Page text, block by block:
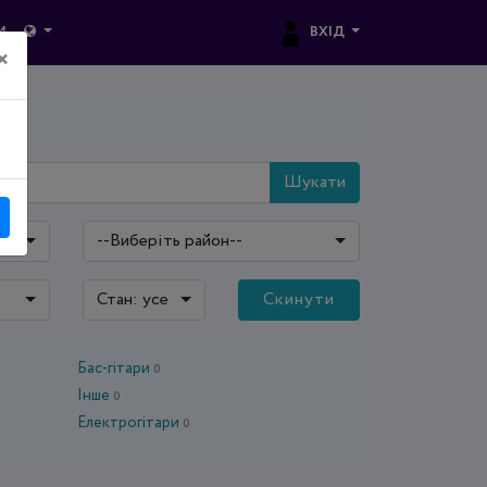
ВХІД
Шукати
--Виберіть район--
Стан: усе Скинути
Бас-гітари 0
Інше 0
Електрогітари 0